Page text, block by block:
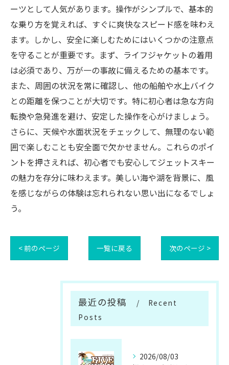
ーツとして人気があります。操作がシンプルで、基本的
な乗り方を覚えれば、すぐに爽快なスピード感を味わえ
ます。しかし、安全に楽しむためにはいくつかの注意点
を守ることが重要です。まず、ライフジャケットの着用
は必須であり、万が一の事故に備えるための基本です。
また、周囲の状況を常に確認し、他の船舶や水上バイク
との距離を保つことが大切です。特に初心者は急な方向
転換や急発進を避け、安定した操作を心がけましょう。
さらに、天候や水面状況をチェックして、無理のない範
囲で楽しむことも安全面で欠かせません。これらのポイ
ントを押さえれば、初心者でも安心してジェットスキー
の魅力を存分に味わえます。美しい海や湖を背景に、風
を感じながらの体験は忘れられない思い出になるでしょ
う。
< 前のページ 一覧に戻る 次のページ >
最近の投稿
Recent
Posts
2026/08/03